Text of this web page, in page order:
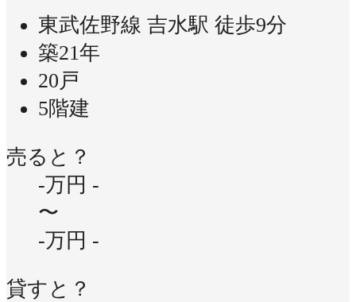
東武佐野線 吉水駅 徒歩9分
築21年
20戸
5階建
売ると？
-万円 -
〜
-万円 -
貸すと？